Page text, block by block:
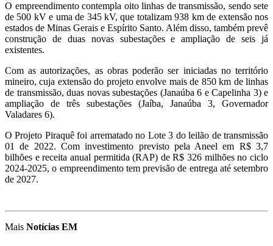
O empreendimento contempla oito linhas de transmissão, sendo sete
de 500 kV e uma de 345 kV, que totalizam 938 km de extensão nos
estados de Minas Gerais e Espírito Santo. Além disso, também prevê
construção de duas novas subestações e ampliação de seis já
existentes.
Com as autorizações, as obras poderão ser iniciadas no território
mineiro, cuja extensão do projeto envolve mais de 850 km de linhas
de transmissão, duas novas subestações (Janaúba 6 e Capelinha 3) e
ampliação de três subestações (Jaíba, Janaúba 3, Governador
Valadares 6).
O Projeto Piraquê foi arrematado no Lote 3 do leilão de transmissão
01 de 2022. Com investimento previsto pela Aneel em R$ 3,7
bilhões e receita anual permitida (RAP) de R$ 326 milhões no ciclo
2024-2025, o empreendimento tem previsão de entrega até setembro
de 2027.
Mais Notícias EM